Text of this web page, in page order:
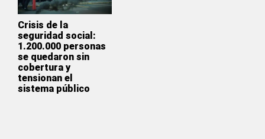
Crisis de la
seguridad social:
1.200.000 personas
se quedaron sin
cobertura y
tensionan el
sistema público